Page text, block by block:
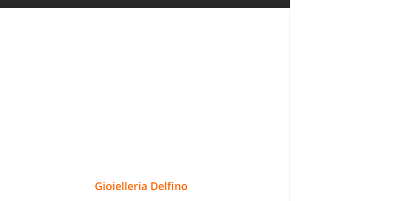
Gioielleria Delfino